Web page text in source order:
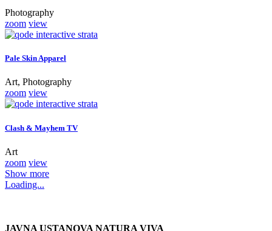
Photography
zoom view
Pale Skin Apparel
Art, Photography
zoom view
Clash & Mayhem TV
Art
zoom view
Show more
Loading...
JAVNA USTANOVA NATURA VIVA